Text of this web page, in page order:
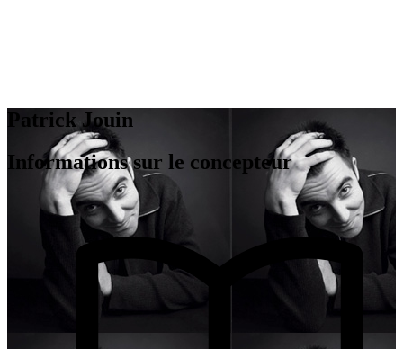
Patrick Jouin
Informations sur le concepteur